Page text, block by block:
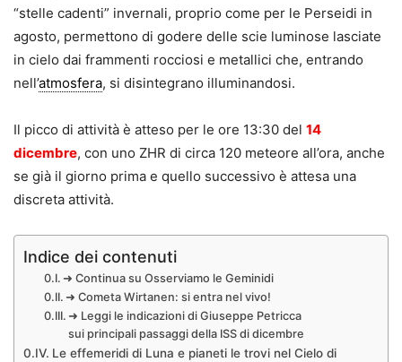
“stelle cadenti” invernali, proprio come per le Perseidi in
agosto, permettono di godere delle scie luminose lasciate
in cielo dai frammenti rocciosi e metallici che, entrando
nell’atmosfera, si disintegrano illuminandosi.
Il picco di attività è atteso per le ore 13:30 del 14
dicembre, con uno ZHR di circa 120 meteore all’ora, anche
se già il giorno prima e quello successivo è attesa una
discreta attività.
Indice dei contenuti
➜ Continua su Osserviamo le Geminidi
➜ Cometa Wirtanen: si entra nel vivo!
➜ Leggi le indicazioni di Giuseppe Petricca
sui principali passaggi della ISS di dicembre
Le effemeridi di Luna e pianeti le trovi nel Cielo di